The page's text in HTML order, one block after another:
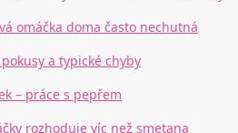
omáčka doma často nechutná
a typické chyby
– práce s pepřem
rozhoduje víc než smetana